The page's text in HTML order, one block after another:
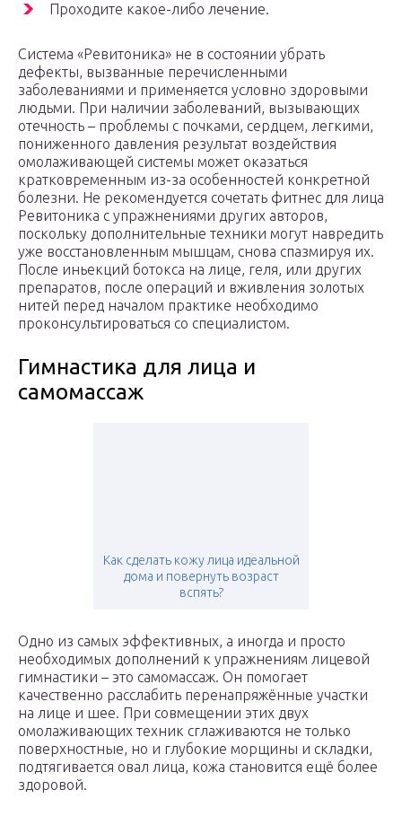
Проходите какое-либо лечение.
Система «Ревитоника» не в состоянии убрать
дефекты, вызванные перечисленными
заболеваниями и применяется условно здоровыми
людьми. При наличии заболеваний, вызывающих
отечность – проблемы с почками, сердцем, легкими,
пониженного давления результат воздействия
омолаживающей системы может оказаться
кратковременным из-за особенностей конкретной
болезни. Не рекомендуется сочетать фитнес для лица
Ревитоника с упражнениями других авторов,
поскольку дополнительные техники могут навредить
уже восстановленным мышцам, снова спазмируя их.
После иньекций ботокса на лице, геля, или других
препаратов, после операций и вживления золотых
нитей перед началом практике необходимо
проконсультироваться со специалистом.
Гимнастика для лица и
самомассаж
Как сделать кожу лица идеальной
дома и повернуть возраст
вспять?
Одно из самых эффективных, а иногда и просто
необходимых дополнений к упражнениям лицевой
гимнастики – это самомассаж. Он помогает
качественно расслабить перенапряжённые участки
на лице и шее. При совмещении этих двух
омолаживающих техник сглаживаются не только
поверхностные, но и глубокие морщины и складки,
подтягивается овал лица, кожа становится ещё более
здоровой.